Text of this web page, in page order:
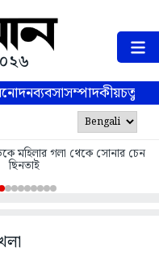
ব্যবসাসম্পাদকীয়
মহিলার গলা থেকে সোনার চেন
ছিনতাই